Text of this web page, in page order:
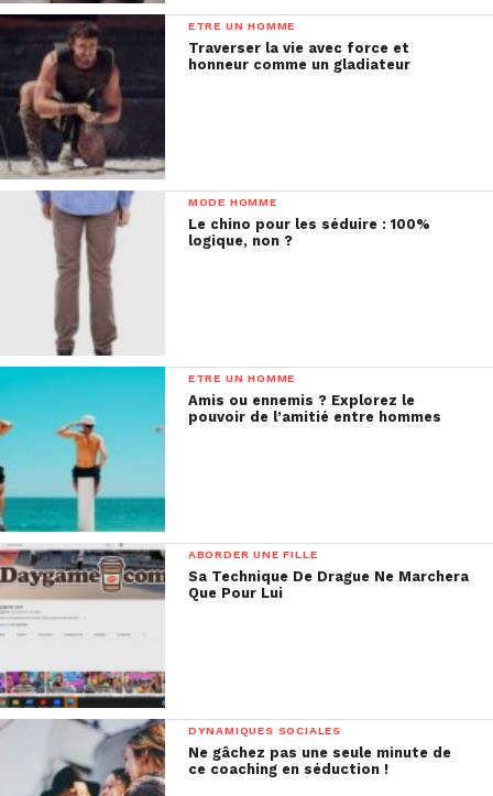
ETRE UN HOMME
Traverser la vie avec force et
honneur comme un gladiateur
MODE HOMME
Le chino pour les séduire : 100%
logique, non ?
ETRE UN HOMME
Amis ou ennemis ? Explorez le
pouvoir de l’amitié entre hommes
ABORDER UNE FILLE
Sa Technique De Drague Ne Marchera
Que Pour Lui
DYNAMIQUES SOCIALES
Ne gâchez pas une seule minute de
ce coaching en séduction !